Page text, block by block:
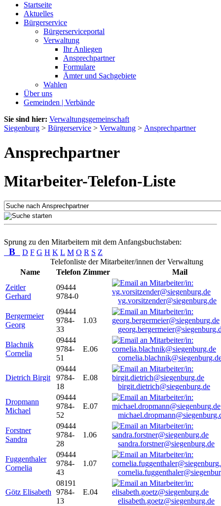
Startseite
Aktuelles
Bürgerservice
Bürgerserviceportal
Verwaltung
Ihr Anliegen
Ansprechpartner
Formulare
Ämter und Sachgebiete
Wahlen
Über uns
Gemeinden | Verbände
Sie sind hier: Verwaltungsgemeinschaft
Siegenburg > Bürgerservice > Verwaltung > Ansprechpartner
Ansprechpartner
Mitarbeiter-Telefon-Liste
Sprung zu den Mitarbeitern mit dem Anfangsbuchstaben:
B D F G H K L M O R S Z
Telefonliste der Mitarbeiter/innen der Verwaltung
Name
Telefon Zimmer
Mail
Zeitler
Gerhard
09444
9784-0
vg.vorsitzender@siegenburg.de
Bergermeier
Georg
09444
9784-
33
1.03
Blachnik
Cornelia
09444
9784-
51
E.06
Dietrich Birgit
09444
9784-
18
E.08
birgit.dietrich@siegenburg.de
Dropmann
Michael
09444
9784-
52
E.07
Forstner
Sandra
09444
9784-
28
1.06
sandra.forstner@siegenburg.de
Fuggenthaler
Cornelia
09444
9784-
43
1.07
Götz Elisabeth
08191
9784-
13
E.04
elisabeth.goetz@siegenburg.de